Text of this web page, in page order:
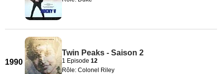
1990
Twin Peaks - Saison 2
1 Episode 12
Rôle: Colonel Riley